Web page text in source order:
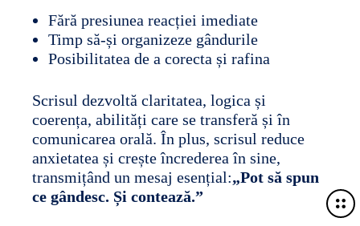
M
o
Fără presiunea reacției imediate
Timp să-și organizeze gândurile
Posibilitatea de a corecta și rafina
Scrisul dezvoltă claritatea, logica și
coerența, abilități care se transferă și în
comunicarea orală. În plus, scrisul reduce
anxietatea și crește încrederea în sine,
transmițând un mesaj esențial:„Pot să spun
ce gândesc. Și contează.”